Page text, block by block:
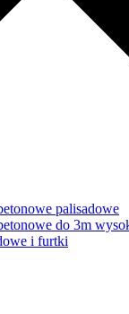
palisadowe
do 3m
i furtki